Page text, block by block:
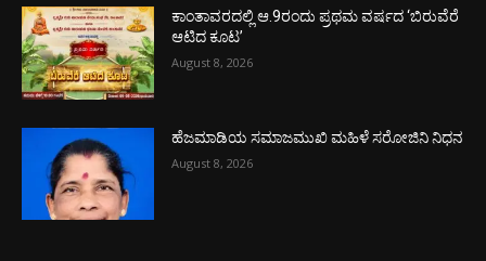
ಕಾಂತಾವರದಲ್ಲಿ ಆ.9ರಂದು ಪ್ರಥಮ ವರ್ಷದ ‘ಬಿರುವೆರೆ
ಆಟಿದ ಕೂಟ’
August 8, 2026
ಹೆಜಮಾಡಿಯ ಸಮಾಜಮುಖಿ ಮಹಿಳೆ ಸರೋಜಿನಿ ನಿಧನ
August 8, 2026